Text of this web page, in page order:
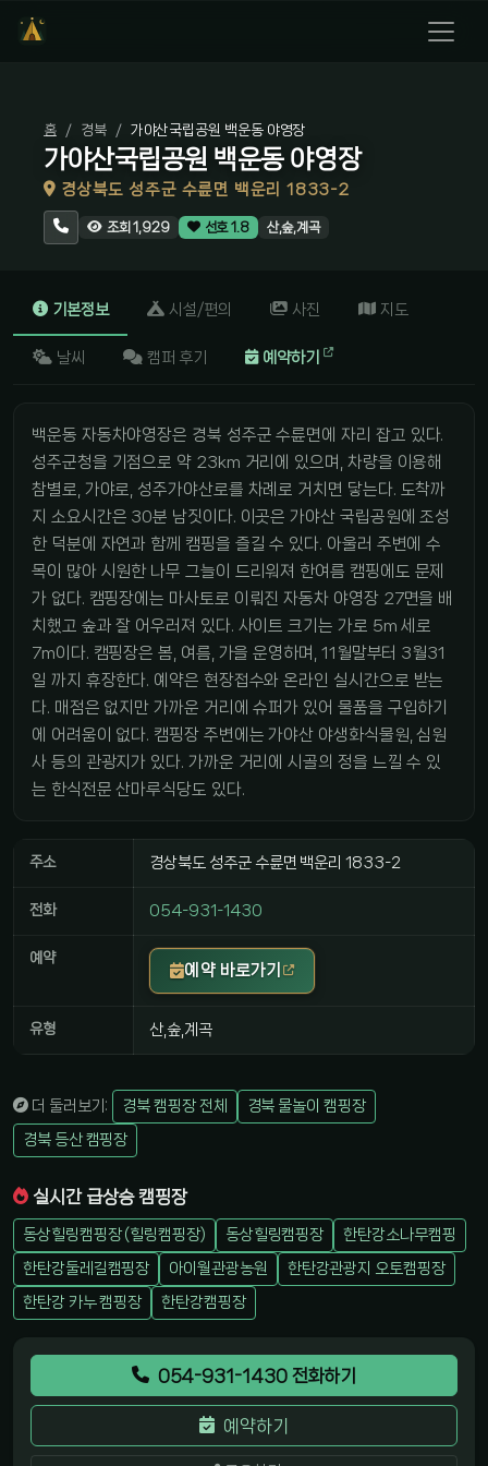
홈 경북 가야산국립공원 백운동 야영장
가야산국립공원 백운동 야영장
경상북도 성주군 수륜면 백운리 1833-2
조회 1,929 선호 1.8 산,숲,계곡
기본정보 시설/편의 사진 지도
날씨 캠퍼 후기 예약하기
백운동 자동차야영장은 경북 성주군 수륜면에 자리 잡고 있다.
성주군청을 기점으로 약 23km 거리에 있으며, 차량을 이용해
참별로, 가야로, 성주가야산로를 차례로 거치면 닿는다. 도착까
지 소요시간은 30분 남짓이다. 이곳은 가야산 국립공원에 조성
한 덕분에 자연과 함께 캠핑을 즐길 수 있다. 아울러 주변에 수
목이 많아 시원한 나무 그늘이 드리워져 한여름 캠핑에도 문제
가 없다. 캠핑장에는 마사토로 이뤄진 자동차 야영장 27면을 배
치했고 숲과 잘 어우러져 있다. 사이트 크기는 가로 5m 세로
7m이다. 캠핑장은 봄, 여름, 가을 운영하며, 11월말부터 3월31
일 까지 휴장한다. 예약은 현장접수와 온라인 실시간으로 받는
다. 매점은 없지만 가까운 거리에 슈퍼가 있어 물품을 구입하기
에 어려움이 없다. 캠핑장 주변에는 가야산 야생화식물원, 심원
사 등의 관광지가 있다. 가까운 거리에 시골의 정을 느낄 수 있
는 한식전문 산마루식당도 있다.
주소 경상북도 성주군 수륜면 백운리 1833-2
전화 054-931-1430
예약
예약 바로가기
유형 산,숲,계곡
더 둘러보기: 경북 캠핑장 전체
경북 물놀이 캠핑장
경북 등산 캠핑장
실시간 급상승 캠핑장
동상힐링캠핑장 (힐링캠핑장) 동상힐링캠핑장
한탄강소나무캠핑
한탄강둘레길캠핑장
아이월관광농원
한탄강관광지 오토캠핑장
한탄강 카누 캠핑장
한탄강캠핑장
054-931-1430 전화하기
예약하기